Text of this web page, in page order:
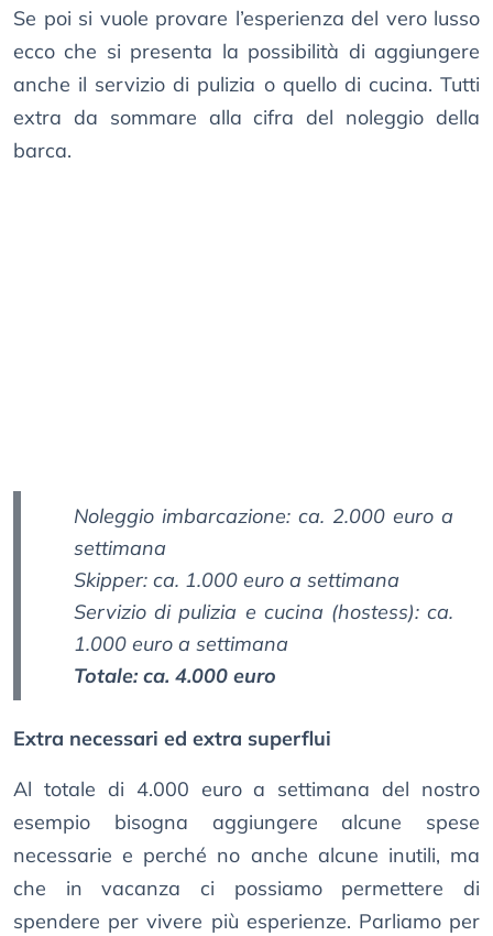
Se poi si vuole provare l’esperienza del vero lusso
ecco che si presenta la possibilità di aggiungere
anche il servizio di pulizia o quello di cucina. Tutti
extra da sommare alla cifra del noleggio della
barca.
Noleggio imbarcazione: ca. 2.000 euro a
settimana
Skipper: ca. 1.000 euro a settimana
Servizio di pulizia e cucina (hostess): ca.
1.000 euro a settimana
Totale: ca. 4.000 euro
Extra necessari ed extra superflui
Al totale di 4.000 euro a settimana del nostro
esempio bisogna aggiungere alcune spese
necessarie e perché no anche alcune inutili, ma
che in vacanza ci possiamo permettere di
spendere per vivere più esperienze. Parliamo per